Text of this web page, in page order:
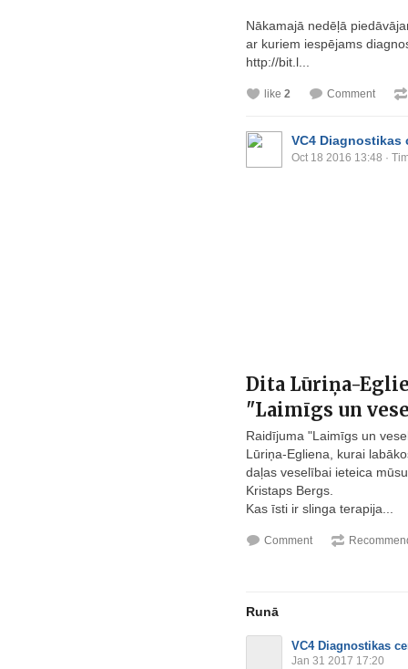
Nākamajā nedēļā
ar kuriem iespējams
http://bit.l...
like 2 Comment
VC4 Diagnostikas
Oct 18 2016 13:48 ·
Dita Lūriņa-
"Laimīgs un
Raidījuma "Laimīgs un
Lūriņa-Egliena, kurai
daļas veselībai ieteica
Kristaps Bergs.
Kas īsti ir slinga terapija...
Comment
Runā
VC4 Diagnostikas
Jan 31 2017 17:20